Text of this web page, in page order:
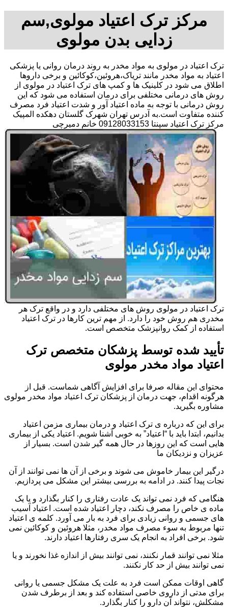
مرکز ترک اعتیاد مولوی,سم
زدایی بدن مولوی
ترک اعتیاد در مولوی به مواد مخدر به روند درمان روانی یا پزشکی
اعتیاد به مواد مخدر مانند تریاک،هروئین،کوکائین و برخی داروها
اطلاق می شود در کلینیک ها و کمپ های ترک اعتیاد در مولوی از
روش های درمانی مختلفی برای درمان استفاده می شود که این
روش درمانی با توجه به ماده اعتیاد آور و شدت اعتیاد فرد مصرف
کننده متفاوت است.به آدرس تهران شهرک گلستان دهکده المپیک
مرکز ترک اعتیاد سپنتا 09128033153 خانم دمیرچی
ترک اعتیاد در مولوی روش های مختلفی دارد و در واقع ترک هر
مخدری هم روش خود را دارد. از مهم ترین کارها در ترک اعتیاد
استفاده از کمک روانپزشک متخصص است.
تأیید شده توسط پزشکان متخصص ترک
اعتیاد مواد مخدر مولوی
محتوای این مقاله صرفا برای افزایش آگاهی شماست. قبل از
هرگونه اقدام، جهت درمان از پزشکان ترک اعتیاد مواد مخدر مولوی
مشاوره بگیرید.
برای این که درباره ی ترک اعتیاد و درمان بیماری مزمن اعتیاد
بدانیم، ابتدا باید با “اعتیاد” به خوبی آشنا شویم. اعتیاد یکی از بیماری
هایی است که این روزها در حال همه گیر شدن است. بسیار از
عزیزان و نزدیکان ما
درگیر این بیمار خاموش می شوند و برخی از آن ها نمی توانند از آن
نجات پیدا کنند. در ادامه به بررسی بیشتر این مشکل می پردازیم.
هنگامی که فرد نمی تواند یک عادت رفتاری را کنار بگذارد و یا یک
ماده ی خاص را مصرف نکند، دچار اعتیاد شده است. اعتیاد آسیب
های جسمی و روانی زیادی برای فرد به بار می آورد. کلمه ی اعتیاد
تنها مربوط به سوء مصرف مواد مخدر، مثلا هروئین و کوکائین نمی
شود. برخی افراد به انجام یک سری رفتارها اعتیاد دارند.
مثلا نمی توانند قمار نکنند، نمی توانند بیش از اندازه غذا نخورند و یا
نمی توانند بیش از حد کار نکنند.
گاهی اوقات ممکن است فرد به علت یک مشکل جسمی یا روانی
برای مدتی از داروی خاصی استفاده کند و بعد از برطرف شدن
مشکلش، نتواند آن دارو را کنار بگذارد.